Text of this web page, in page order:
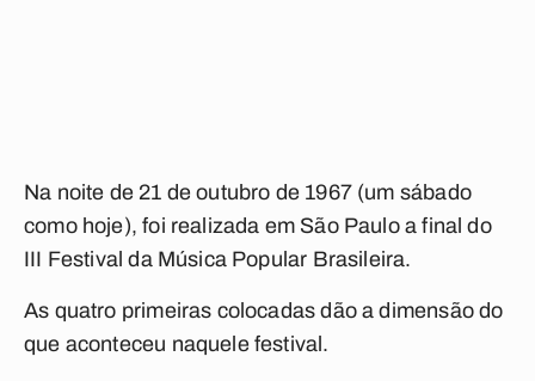
Na noite de 21 de outubro de 1967 (um sábado
como hoje), foi realizada em São Paulo a final do
III Festival da Música Popular Brasileira.
As quatro primeiras colocadas dão a dimensão do
que aconteceu naquele festival.